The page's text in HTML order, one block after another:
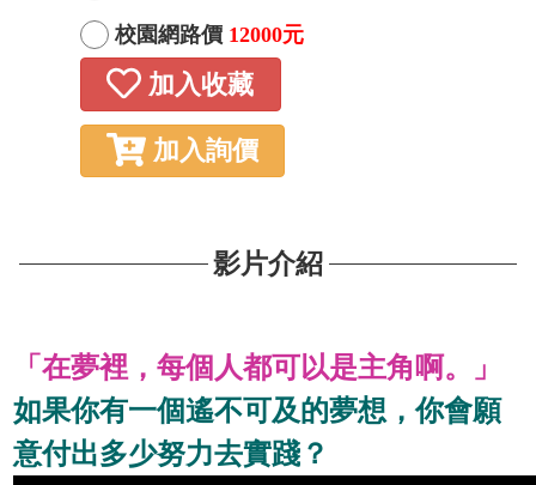
校園網路價 12000元
加入收藏
加入詢價
影片介紹
「在夢裡，每個人都可以是主角啊。」
如果你有一個遙不可及的夢想，你會願
意付出多少努力去實踐？